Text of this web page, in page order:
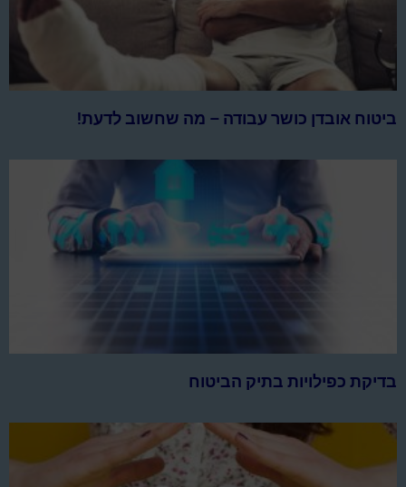
ביטוח אובדן כושר עבודה – מה שחשוב לדעת!
בדיקת כפילויות בתיק הביטוח